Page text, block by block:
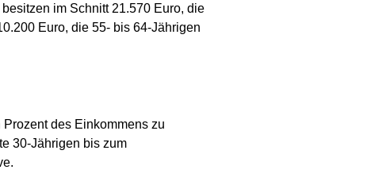
im Schnitt 21.570 Euro, die
Euro, die 55- bis 64-Jährigen
des Einkommens zu
30-Jährigen bis zum